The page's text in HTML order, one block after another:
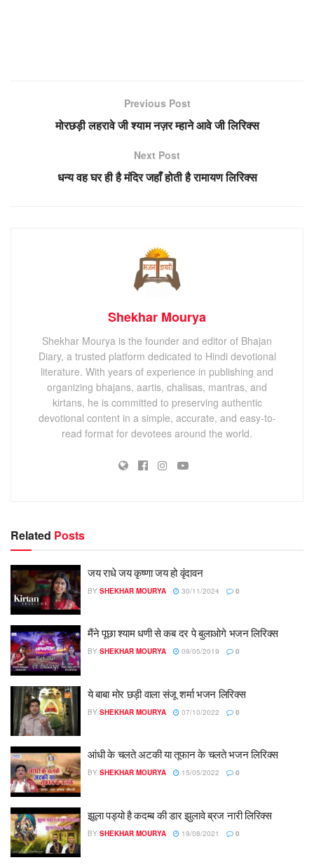
Previous Post
मोरछड़ी लहरावे जी श्याम नज़र म्हाने आवे जी लिरिक्स
Next Post
धन्य वह घर ही है मंदिर जहाँ होती है रामायण लिरिक्स
Shekhar Mourya
Shekhar Mourya is the founder and editor of Bhajan
Diary, a trusted platform dedicated to Hindi devotional
literature. With years of experience in publishing and
organizing bhajans, aartis, chalisas, mantras, and
kirtans, he is committed to preserving authentic
devotional content in a simple, accurate, and easy-to-
read format for devotees around the world.
Related Posts
जय राधे जय कृष्णा जय हो वृंदावन
BY SHEKHAR MOURYA 30/11/2024 0
मैंने पूछा श्याम धणी से कब दर पे बुलाओगे भजन लिरिक्स
BY SHEKHAR MOURYA 09/05/2019 0
ये बाबा मोर छड़ी वाला संजू शर्मा भजन लिरिक्स
BY SHEKHAR MOURYA 07/10/2022 0
आंधी के चलते अटकी या तूफान के चलते भजन लिरिक्स
BY SHEKHAR MOURYA 15/05/2022 0
झूला पड्यो है कदम्ब की डार झुलावे ब्रज नारी लिरिक्स
BY SHEKHAR MOURYA 19/08/2021 0